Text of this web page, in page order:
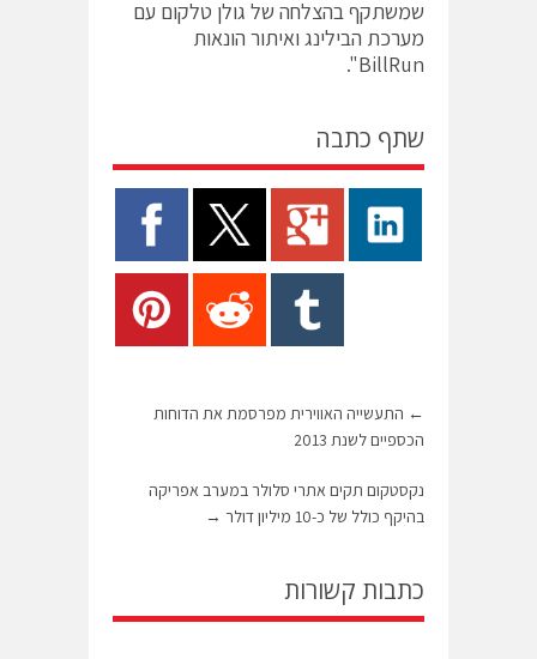
שמשתקף בהצלחה של גולן טלקום עם
מערכת הבילינג ואיתור הונאות
BillRun".
שתף כתבה
← התעשייה האווירית מפרסמת את הדוחות
הכספיים לשנת 2013
נקסטקום תקים אתרי סלולר במערב אפריקה
בהיקף כולל של כ-10 מיליון דולר
→
כתבות קשורות